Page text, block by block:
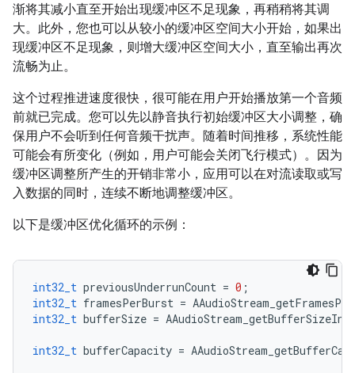
渐将其减小直至开始出现缓冲区不足现象，再稍稍将其调
大。此外，您也可以从较小的缓冲区空间大小开始，如果出
现缓冲区不足现象，则增大缓冲区空间大小，直至输出再次
流畅为止。
这个过程推进速度很快，很可能在用户开始播放第一个音频
前就已完成。您可以先以静音执行初始缓冲区大小调整，确
保用户不会听到任何音频干扰声。随着时间推移，系统性能
可能会有所变化（例如，用户可能会关闭飞行模式）。因为
缓冲区调整所产生的开销非常小，应用可以在对流读取或写
入数据的同时，连续不断地调整缓冲区。
以下是缓冲区优化循环的示例：
int32_t previousUnderrunCount = 0 ;
int32_t framesPerBurst =
int32_t bufferSize =
int32_t bufferCapacity =